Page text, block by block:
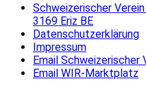
Schweizerischer
3169 Eriz BE
Datenschutzerklärung
Impressum
Email Schweizerischer
Email WIR-Marktplatz